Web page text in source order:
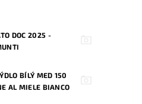
DOC 2025 -
BÍLÝ MED 150
AL MIELE BIANCO